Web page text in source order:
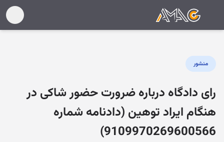
منشور
رای دادگاه درباره ضرورت حضور شاکی در
هنگام ایراد توهین (دادنامه شماره
9109970269600566)